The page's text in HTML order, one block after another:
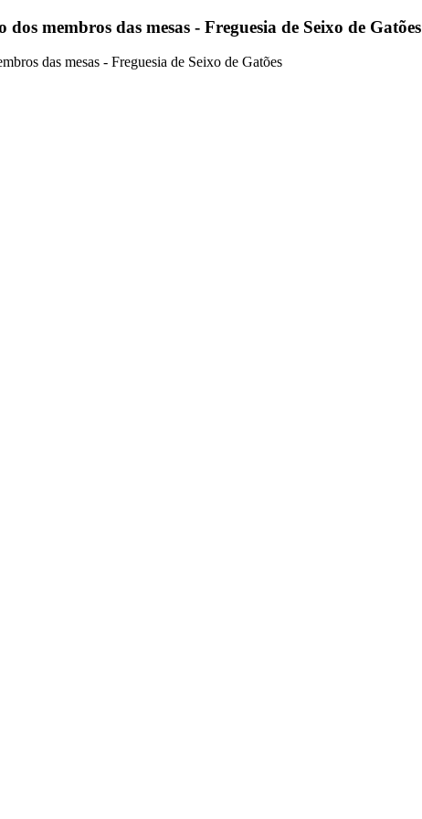
membros das mesas - Freguesia de Seixo de Gatões
das mesas - Freguesia de Seixo de Gatões